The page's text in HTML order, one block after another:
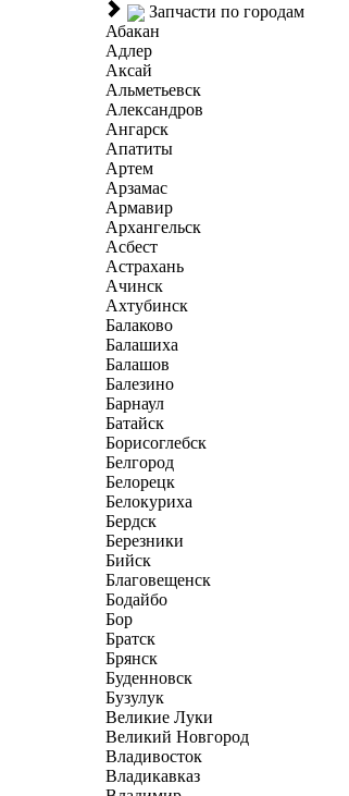
Запчасти по городам
Абакан
Адлер
Аксай
Альметьевск
Александров
Ангарск
Апатиты
Артем
Арзамас
Армавир
Архангельск
Асбест
Астрахань
Ачинск
Ахтубинск
Балаково
Балашиха
Балашов
Балезино
Барнаул
Батайск
Борисоглебск
Белгород
Белорецк
Белокуриха
Бердск
Березники
Бийск
Благовещенск
Бодайбо
Бор
Братск
Брянск
Буденновск
Бузулук
Великие Луки
Великий Новгород
Владивосток
Владикавказ